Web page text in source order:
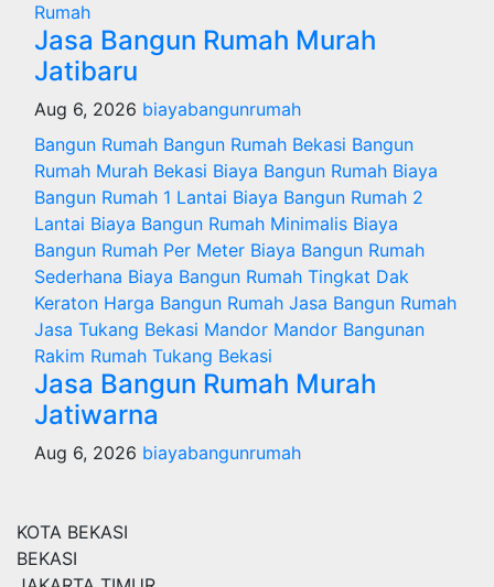
Rumah
Jasa Bangun Rumah Murah
Jatibaru
Aug 6, 2026 biayabangunrumah
Bangun Rumah Bangun Rumah Bekasi Bangun
Rumah Murah Bekasi Biaya Bangun Rumah Biaya
Bangun Rumah 1 Lantai Biaya Bangun Rumah 2
Lantai Biaya Bangun Rumah Minimalis Biaya
Bangun Rumah Per Meter Biaya Bangun Rumah
Sederhana Biaya Bangun Rumah Tingkat Dak
Keraton Harga Bangun Rumah Jasa Bangun Rumah
Jasa Tukang Bekasi Mandor Mandor Bangunan
Rakim Rumah Tukang Bekasi
Jasa Bangun Rumah Murah
Jatiwarna
Aug 6, 2026 biayabangunrumah
KOTA BEKASI
BEKASI